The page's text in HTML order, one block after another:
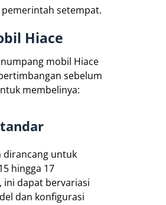
pemerintah setempat.
Hiace
mobil Hiace
sebelum
membelinya:
dirancang untuk
hingga 17
ini dapat bervariasi
dan konfigurasi